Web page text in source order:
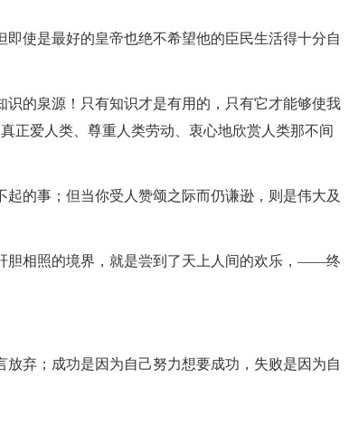
使是最好的皇帝也绝不希望他的臣民生活得十分自
的泉源！只有知识才是有用的，只有它才能够使我
正爱人类、尊重人类劳动、衷心地欣赏人类那不间
的事；但当你受人赞颂之际而仍谦逊，则是伟大及
胆相照的境界，就是尝到了天上人间的欢乐，——终
弃；成功是因为自己努力想要成功，失败是因为自